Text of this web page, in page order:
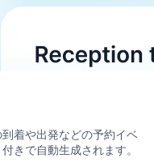
着や出発などの予約イベ
きで自動生成されます。